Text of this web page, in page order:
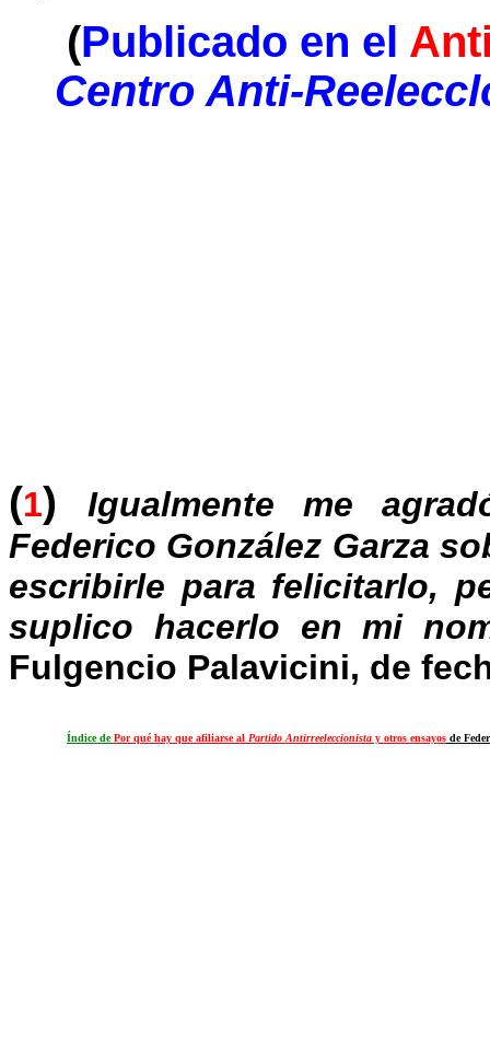
(Publicado en el
Centro Anti-
(1) Igualmente me
Federico González Garza
escribirle para felicitarlo,
suplico hacerlo en mi
Fulgencio Palavicini, de
Índice dePor qué hay que afiliarse al Partido Antirreeleccionista y otros ensayos de